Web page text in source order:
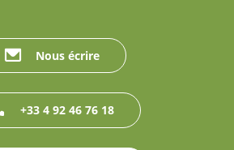
Nous écrire
+33 4 92 46 76 18